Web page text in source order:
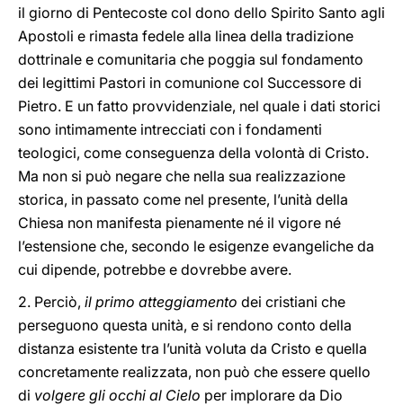
il giorno di Pentecoste col dono dello Spirito Santo agli
Apostoli e rimasta fedele alla linea della tradizione
dottrinale e comunitaria che poggia sul fondamento
dei legittimi Pastori in comunione col Successore di
Pietro. E un fatto provvidenziale, nel quale i dati storici
sono intimamente intrecciati con i fondamenti
teologici, come conseguenza della volontà di Cristo.
Ma non si può negare che nella sua realizzazione
storica, in passato come nel presente, l’unità della
Chiesa non manifesta pienamente né il vigore né
l’estensione che, secondo le esigenze evangeliche da
cui dipende, potrebbe e dovrebbe avere.
2. Perciò, il primo atteggiamento dei cristiani che
perseguono questa unità, e si rendono conto della
distanza esistente tra l’unità voluta da Cristo e quella
concretamente realizzata, non può che essere quello
di volgere gli occhi al Cielo per implorare da Dio